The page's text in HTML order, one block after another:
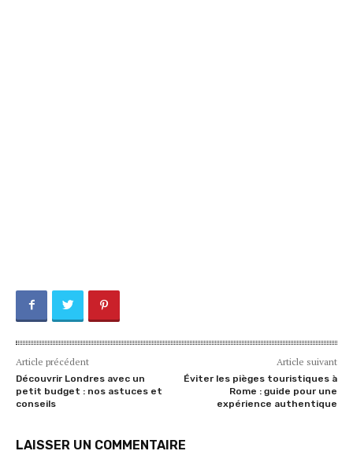
Article précédent
Découvrir Londres avec un
petit budget : nos astuces et
conseils
Article suivant
Éviter les pièges touristiques à
Rome : guide pour une
expérience authentique
LAISSER UN COMMENTAIRE